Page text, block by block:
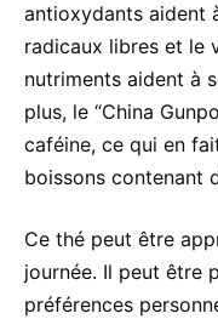
antioxydants aident
radicaux libres et le
nutriments aident à
plus, le “China
caféine, ce qui en
boissons contenant
Ce thé peut être
journée. Il peut être
préférences